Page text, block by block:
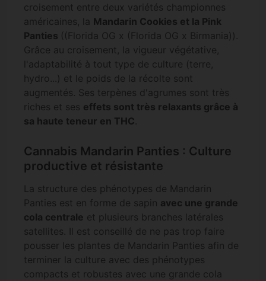
croisement entre deux variétés championnes
américaines, la Mandarin Cookies et la Pink
Panties ((Florida OG x (Florida OG x Birmania)).
Grâce au croisement, la vigueur végétative,
l'adaptabilité à tout type de culture (terre,
hydro...) et le poids de la récolte sont
augmentés. Ses terpènes d'agrumes sont très
riches et ses effets sont très relaxants grâce à
sa haute teneur en THC.
Cannabis Mandarin Panties : Culture
productive et résistante
La structure des phénotypes de Mandarin
Panties est en forme de sapin avec une grande
cola centrale et plusieurs branches latérales
satellites. Il est conseillé de ne pas trop faire
pousser les plantes de Mandarin Panties afin de
terminer la culture avec des phénotypes
compacts et robustes avec une grande cola